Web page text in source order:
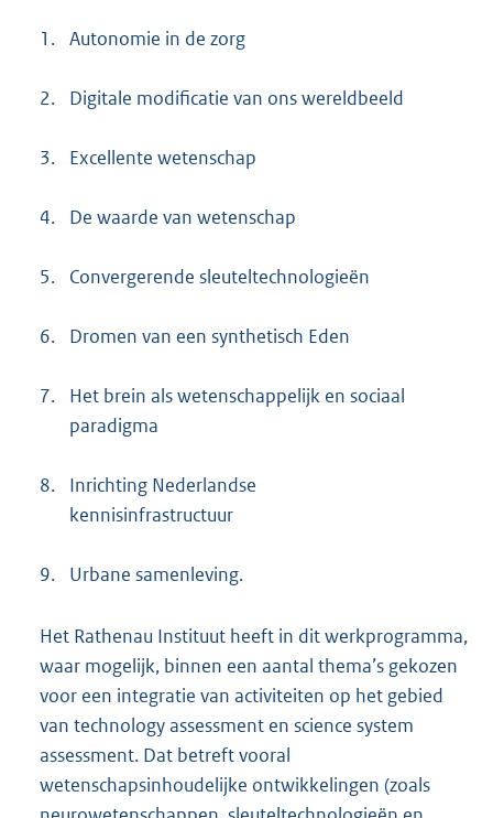
1. Autonomie in de zorg
2. Digitale modificatie van ons wereldbeeld
3. Excellente wetenschap
4. De waarde van wetenschap
5. Convergerende sleuteltechnologieën
6. Dromen van een synthetisch Eden
7.
Het brein als wetenschappelijk en sociaal
paradigma
8.
Inrichting Nederlandse
kennisinfrastructuur
9. Urbane samenleving.
Het Rathenau Instituut heeft in dit werkprogramma,
waar mogelijk, binnen een aantal thema’s gekozen
voor een integratie van activiteiten op het gebied
van technology assessment en science system
assessment. Dat betreft vooral
wetenschapsinhoudelijke ontwikkelingen (zoals